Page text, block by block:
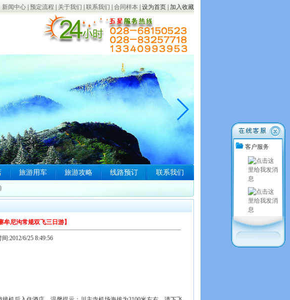
新闻中心 预定流程 关于我们 联系我们 合同样本 设为首页 加入收藏
旅游用车 旅游攻略 线路预订 联系我们
牟尼沟常规双飞三日游】
:2012/6/25 8:49:56
客户服务